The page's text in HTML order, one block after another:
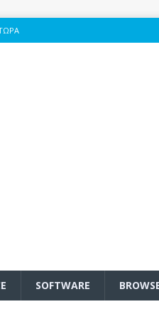
SOFTWARE